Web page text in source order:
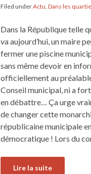
Filed underActu Dans les
Dans la République telle
va aujourd’hui, un maire
fermer une piscine
sans même devoir en
officiellement au
Conseil municipal, ni a
en débattre… Ça urge
de changer cette
républicaine municipale
démocratique ! Lors du
Lire la suite